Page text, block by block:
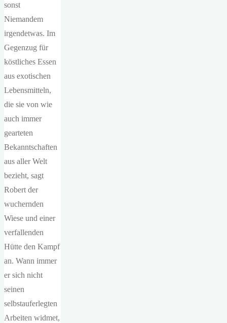
sonst
Niemandem
irgendetwas. Im
Gegenzug für
köstliches Essen
aus exotischen
Lebensmitteln,
die sie von wie
auch immer
gearteten
Bekanntschaften
aus aller Welt
bezieht, sagt
Robert der
wuchernden
Wiese und einer
verfallenden
Hütte den Kampf
an. Wann immer
er sich nicht
seinen
selbstauferlegten
Arbeiten widmet,